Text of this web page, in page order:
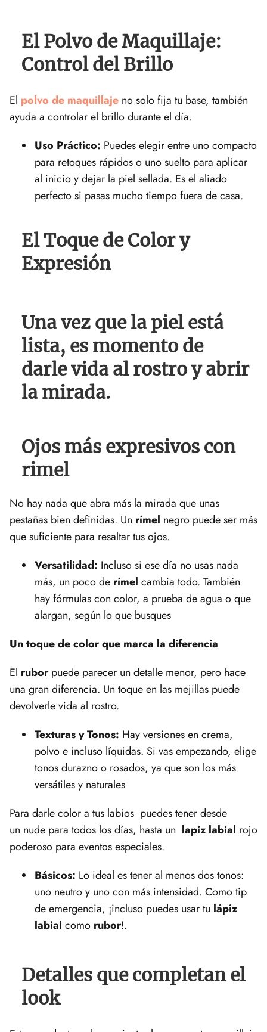
El Polvo de Maquillaje:
Control del Brillo
El polvo de maquillaje no solo fija tu base, también
ayuda a controlar el brillo durante el día.
Uso Práctico: Puedes elegir entre uno compacto
para retoques rápidos o uno suelto para aplicar
al inicio y dejar la piel sellada. Es el aliado
perfecto si pasas mucho tiempo fuera de casa.
El Toque de Color y
Expresión
Una vez que la piel está
lista, es momento de
darle vida al rostro y abrir
la mirada.
Ojos más expresivos con
rimel
No hay nada que abra más la mirada que unas
pestañas bien definidas. Un rímel negro puede ser más
que suficiente para resaltar tus ojos.
Versatilidad: Incluso si ese día no usas nada
más, un poco de rímel cambia todo. También
hay fórmulas con color, a prueba de agua o que
alargan, según lo que busques
Un toque de color que marca la diferencia
El ruborpuede parecer un detalle menor, pero hace
una gran diferencia. Un toque en las mejillas puede
devolverle vida al rostro.
Texturas y Tonos: Hay versiones en crema,
polvo e incluso líquidas. Si vas empezando, elige
tonos durazno o rosados, ya que son los más
versátiles y naturales
Para darle color a tus labios puedes tener desde
un nude para todos los días, hasta un lapiz labial rojo
poderoso para eventos especiales.
Básicos: Lo ideal es tener al menos dos tonos:
uno neutro y uno con más intensidad. Como tip
de emergencia, ¡incluso puedes usar tu lápiz
labial como rubor!.
Detalles que completan el
look